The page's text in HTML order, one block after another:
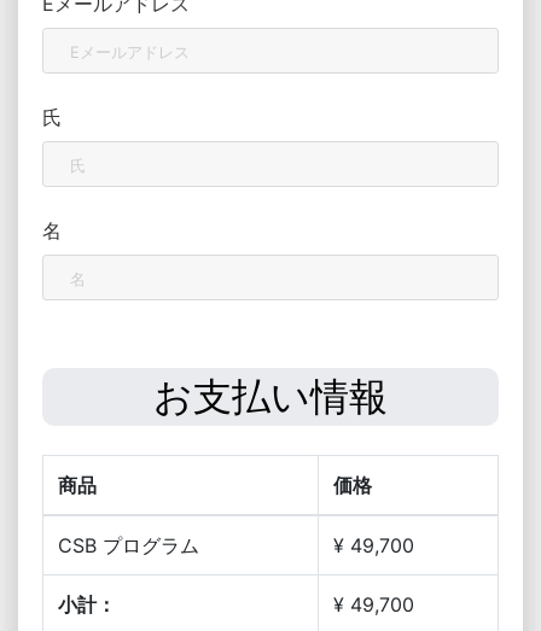
氏
名
お支払い情報
商品 価格
CSB プログラム ¥ 49,700
小計： ¥ 49,700